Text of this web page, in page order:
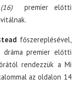
premier előtti
főszereplésével,
premier előtti
rendezzük a Mi
az oldalon 14